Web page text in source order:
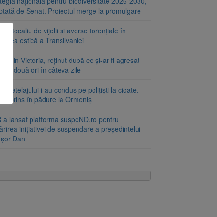
de Senat. Proiectul merge la promulgare
portocaliu de vijelii și averse torențiale în
estică a Transilvaniei
din Victoria, reținut după ce și-ar fi agresat
de două ori în câteva zile
atelajului i-au condus pe polițiști la cioate.
prins în pădure la Ormeniș
a lansat platforma suspeND.ro pentru
inițiativei de suspendare a președintelui
Dan